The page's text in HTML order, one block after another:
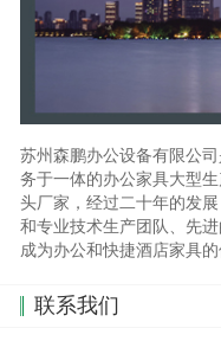
苏州森鹏办公设备有限公
务于一体的办公家具大型
头厂家，经过二十年的发
和专业技术生产团队、先
成为办公和快捷酒店家具的
联系我们